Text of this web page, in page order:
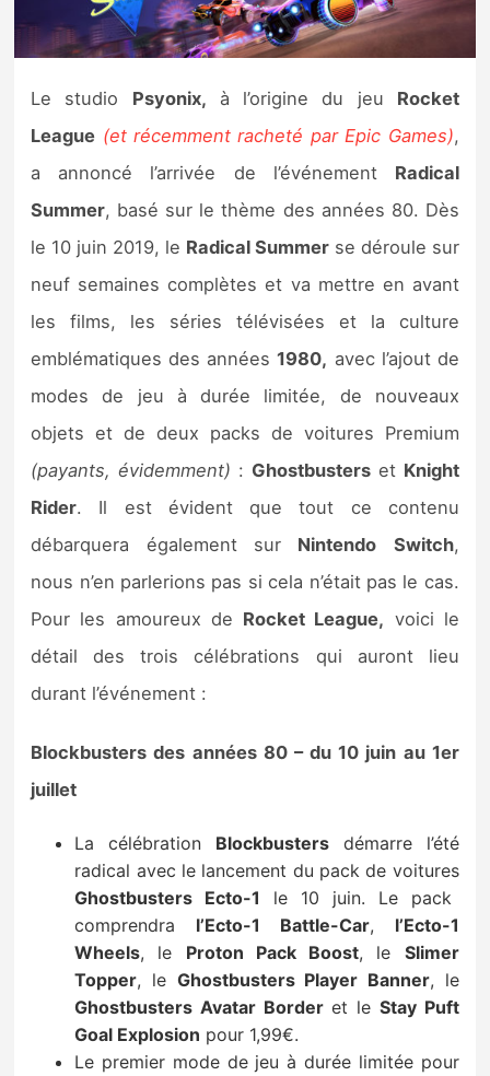
Nintendo Direct
Tests et previews
Tests de jeux
Tests d’accessoires
Autres tests
Previews
Précommandes
Précommandes jeux Switch 2
Sorties de jeux
Bons plans
Guides
Le studio Psyonix, à l’origine du jeu Rocket
League (et récemment racheté par Epic Games),
a annoncé l’arrivée de l’événement Radical
Summer, basé sur le thème des années 80. Dès
le 10 juin 2019, le Radical Summerse déroule sur
neuf semaines complètes et va mettre en avant
les films, les séries télévisées et la culture
emblématiques des années1980, avec l’ajout de
modes de jeu à durée limitée, de nouveaux
objets et de deux packs de voitures Premium
(payants, évidemment) : Ghostbusterset Knight
Rider. Il est évident que tout ce contenu
débarquera également sur Nintendo Switch,
nous n’en parlerions pas si cela n’était pas le cas.
Pour les amoureux de Rocket League, voici le
détail des trois célébrations qui auront lieu
durant l’événement :
Blockbusters des années 80 – du 10 juin au 1er
juillet
La célébration Blockbustersdémarre l’été
radical avec le lancement du pack de voitures
Ghostbusters Ecto-1
le 10 juin. Le pack
comprendra l’Ecto-1 Battle-Car, l’Ecto-1
Wheels, le Proton Pack Boost, le Slimer
Topper, le Ghostbusters Player Banner, le
Ghostbusters Avatar Borderet le Stay Puft
Goal Explosion pour 1,99€.
Le premier mode de jeu à durée limitée pour